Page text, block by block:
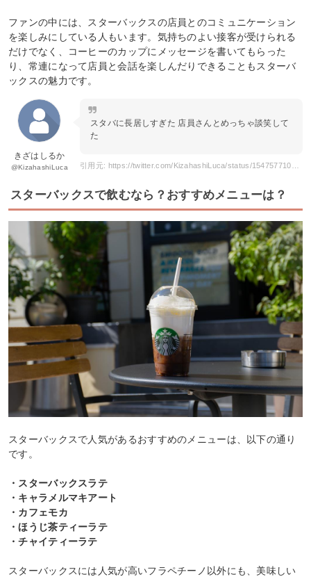
ファンの中には、スターバックスの店員とのコミュニケーション
を楽しみにしている人もいます。気持ちのよい接客が受けられる
だけでなく、コーヒーのカップにメッセージを書いてもらった
り、常連になって店員と会話を楽しんだりできることもスターバ
ックスの魅力です。
きざはしるか
@KizahashiLuca
スタバに長居しすぎた 店員さんとめっちゃ談笑して
た
スターバックスで飲むなら？おすすめメニューは？
スターバックスで人気があるおすすめのメニューは、以下の通り
です。
・スターバックスラテ
・キャラメルマキアート
・カフェモカ
・ほうじ茶ティーラテ
・チャイティーラテ
スターバックスには人気が高いフラペチーノ以外にも、美味しい